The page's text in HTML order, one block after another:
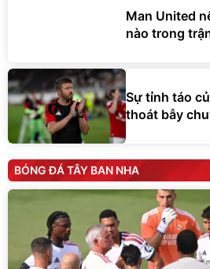
Man United
nào trong
Sự tỉnh táo
thoát bẫy
BÓNG ĐÁ TÂY BAN NHA